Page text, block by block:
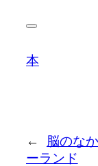
本
←
脳のな
ーランド